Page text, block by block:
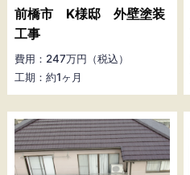
前橋市 K様邸 外壁塗装
工事
費用：247万円（税込）
工期：約1ヶ月